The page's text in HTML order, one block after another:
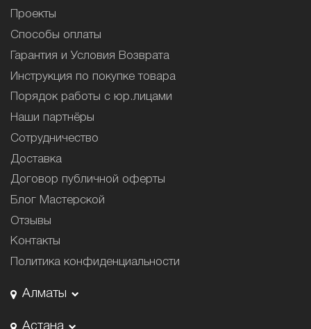
Проекты
Способы оплаты
Гарантия и Условия Возврата
Инструкция по покупке товара
Порядок работы с юр.лицами
Наши партнёры
Сотрудничество
Доставка
Договор публичной оферты
Блог Мастерской
Отзывы
Контакты
Политика конфиденциальности
Алматы